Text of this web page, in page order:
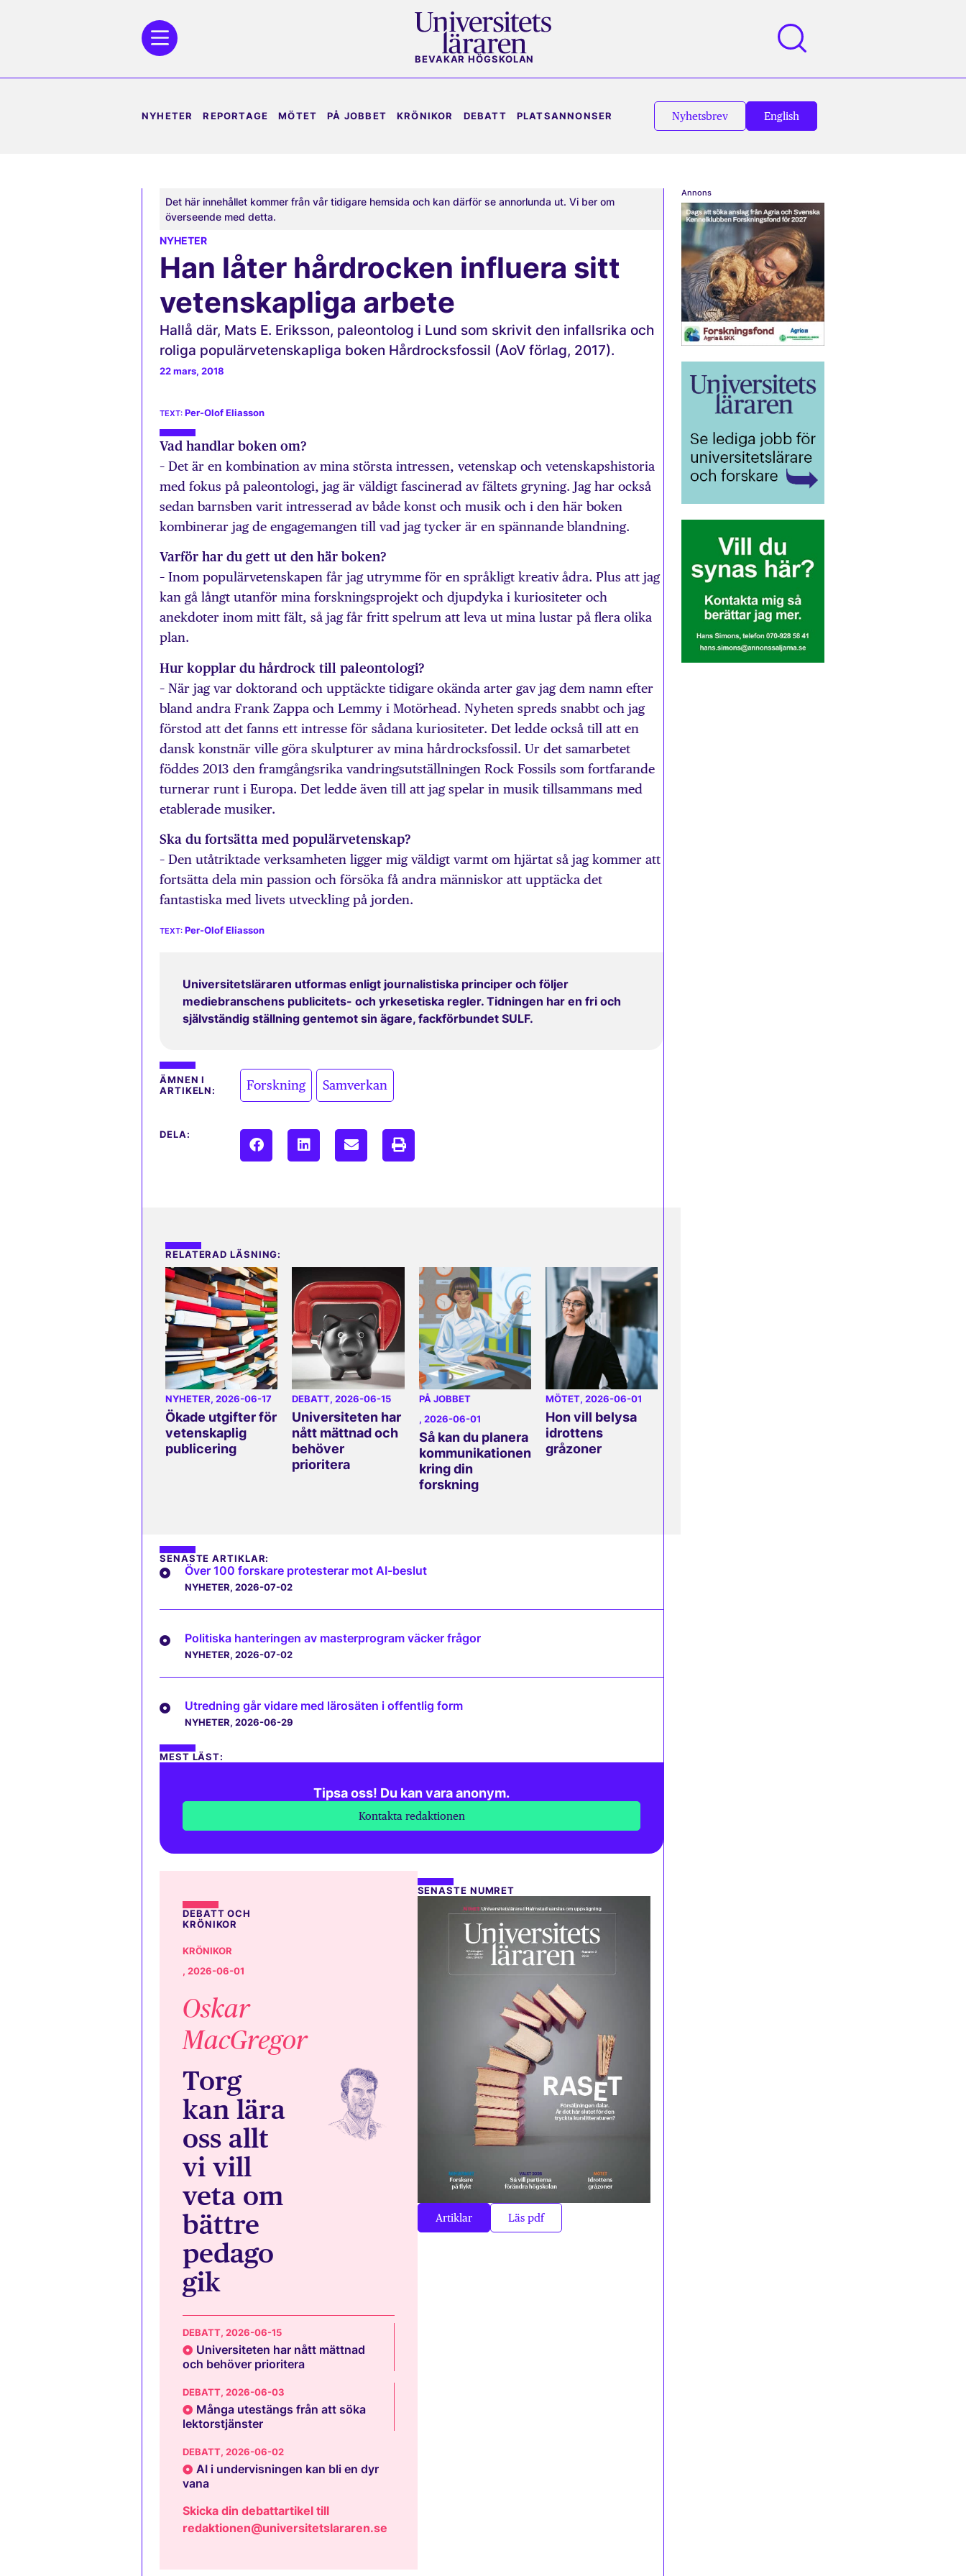
BEVAKAR HÖGSKOLAN
NYHETER REPORTAGE MÖTET PÅ JOBBET KRÖNIKOR DEBATT PLATSANNONSER Nyhetsbrev English
Det här innehållet kommer från vår tidigare hemsida och kan därför se annorlunda ut. Vi ber om
överseende med detta.
NYHETER
Han låter hårdrocken influera sitt
vetenskapliga arbete
Hallå där, Mats E. Eriksson, paleontolog i Lund som skrivit den infallsrika och
roliga populärvetenskapliga boken Hårdrocksfossil (AoV förlag, 2017).
22 mars, 2018
Per-Olof Eliasson
Vad handlar boken om?
– Det är en kombination av mina största intressen, vetenskap och vetenskapshistoria
med fokus på paleontologi, jag är väldigt fascinerad av fältets gryning. Jag har också
sedan barnsben varit intresserad av både konst och musik och i den här boken
kombinerar jag de engagemangen till vad jag tycker är en spännande blandning.
Varför har du gett ut den här boken?
– Inom populärvetenskapen får jag utrymme för en språkligt kreativ ådra. Plus att jag
kan gå långt utanför mina forskningsprojekt och djupdyka i kuriositeter och
anekdoter inom mitt fält, så jag får fritt spelrum att leva ut mina lustar på flera olika
plan.
Hur kopplar du hårdrock till paleontologi?
– När jag var doktorand och upptäckte tidigare okända arter gav jag dem namn efter
bland andra Frank Zappa och Lemmy i Motörhead. Nyheten spreds snabbt och jag
förstod att det fanns ett intresse för sådana kuriositeter. Det ledde också till att en
dansk konstnär ville göra skulpturer av mina hårdrocksfossil. Ur det samarbetet
föddes 2013 den framgångsrika vandringsutställningen Rock Fossils som fortfarande
turnerar runt i Europa. Det ledde även till att jag spelar in musik tillsammans med
etablerade musiker.
Ska du fortsätta med populärvetenskap?
– Den utåtriktade verksamheten ligger mig väldigt varmt om hjärtat så jag kommer att
fortsätta dela min passion och försöka få andra människor att upptäcka det
fantastiska med livets utveckling på jorden.
Per-Olof Eliasson
Universitetsläraren utformas enligt journalistiska principer och följer
mediebranschens publicitets- och yrkesetiska regler. Tidningen har en fri och
självständig ställning gentemot sin ägare, fackförbundet SULF.
ÄMNEN I
ARTIKELN:
Forskning Samverkan
DELA:
RELATERAD LÄSNING:
NYHETER, 2026-06-17
Ökade utgifter för
vetenskaplig
publicering
DEBATT, 2026-06-15
Universiteten har
nått mättnad och
behöver
prioritera
PÅ JOBBET
, 2026-06-01
Så kan du planera
kommunikationen
kring din
forskning
MÖTET, 2026-06-01
Hon vill belysa
idrottens
gråzoner
SENASTE ARTIKLAR:
Över 100 forskare protesterar mot AI-beslut
NYHETER, 2026-07-02
Politiska hanteringen av masterprogram väcker frågor
NYHETER, 2026-07-02
Utredning går vidare med lärosäten i offentlig form
NYHETER, 2026-06-29
MEST LÄST:
Tipsa oss! Du kan vara anonym.
Kontakta redaktionen
DEBATT OCH
KRÖNIKOR
KRÖNIKOR
, 2026-06-01
Oskar
MacGregor
Torg
kan lära
oss allt
vi vill
veta om
bättre
pedago
gik
DEBATT, 2026-06-15
Universiteten har nått mättnad
och behöver prioritera
DEBATT, 2026-06-03
Många utestängs från att söka
lektorstjänster
DEBATT, 2026-06-02
AI i undervisningen kan bli en dyr
vana
Skicka din debattartikel till
redaktionen@universitetslararen.se
SENASTE NUMRET
Artiklar Läs pdf
Annons